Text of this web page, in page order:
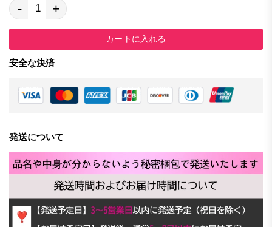
- +
カートに入れる
安全な決済
発送について